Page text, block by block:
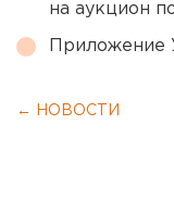
на аукцион
Приложение
← НОВОСТИ